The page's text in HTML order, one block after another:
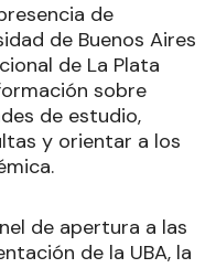
de
de Buenos Aires
de La Plata
sobre
de estudio,
y orientar a los
de apertura a las
de la UBA, la